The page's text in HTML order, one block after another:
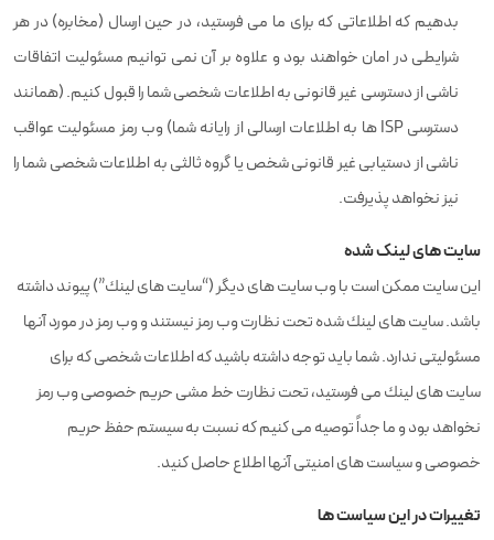
بدهیم كه اطلاعاتی كه برای ما می فرستید،‌ در حین ارسال (مخابره) در هر
شرایطی در امان خواهند بود و علاوه بر آن نمی توانیم مسئولیت اتفاقات
ناشی از دسترسی غیر قانونی به اطلاعات شخصی شما را قبول كنیم. (همانند
دسترسی ISP ها به اطلاعات ارسالی از رایانه شما) وب رمز مسئولیت عواقب
ناشی از دستیابی غیر قانونی شخص یا گروه ثالثی به اطلاعات شخصی شما را
نیز نخواهد پذیرفت.
سایت های لینک شده
این سایت ممكن است با وب سایت های دیگر (“سایت های لینك”) پیوند داشته
باشد. سایت های لینك شده تحت نظارت وب رمز نیستند و وب رمز در مورد آنها
مسئولیتی ندارد. شما باید توجه داشته باشید كه اطلاعات شخصی كه برای
سایت های لینك می فرستید،‌ تحت نظارت خط مشی حریم خصوصی وب رمز
نخواهد بود و ما جداً توصیه می كنیم كه نسبت به سیستم حفظ حریم
خصوصی و سیاست های امنیتی آنها اطلاع حاصل كنید.
تغییرات در این سیاست ها